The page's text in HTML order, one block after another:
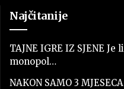
Najčitanije
TAJNE IGRE IZ SJENE
monopol…
NAKON SAMO 3